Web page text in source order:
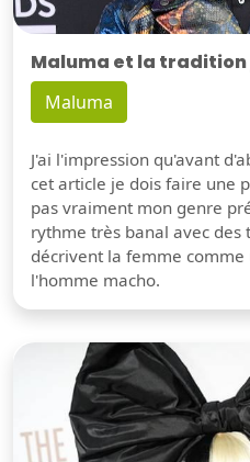
Maluma et la
Maluma
J'ai l'impression qu'avant
cet article je dois faire une
pas vraiment mon genre
rythme très banal avec des
décrivent la femme
l'homme macho.